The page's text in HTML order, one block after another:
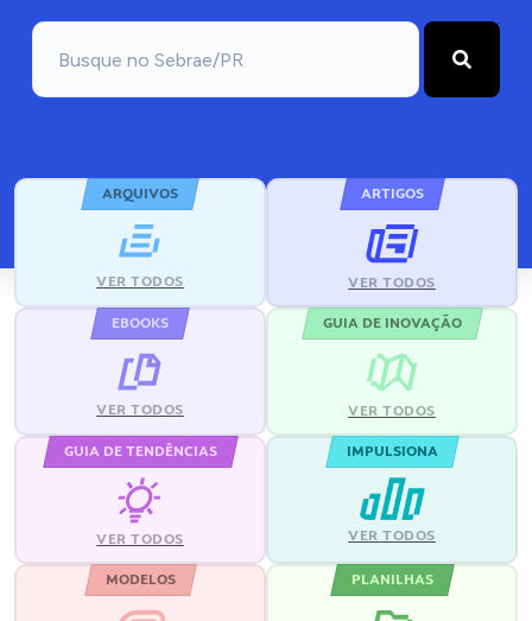
ARQUIVOS
VER TODOS
ARTIGOS
VER TODOS
EBOOKS
VER TODOS
GUIA DE INOVAÇÃO
VER TODOS
GUIA DE TENDÊNCIAS
VER TODOS
IMPULSIONA
VER TODOS
MODELOS PLANILHAS